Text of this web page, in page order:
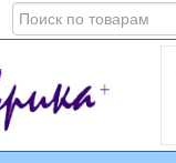
Поиск
товарам